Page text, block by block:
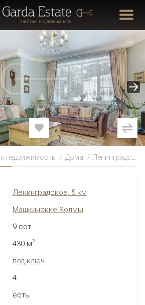
недвижимость Дома Ленинградское
Ленинградское, 5 км
Машкинские Холмы
9 сот.
430 м2
под ключ
4
есть